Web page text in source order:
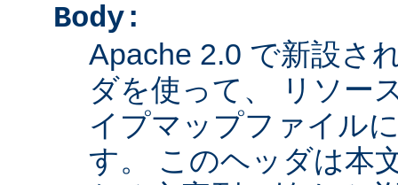
Body:
Apache 2.0 で新設さ
ダを使って、 リソー
イプマップファイル
す。 このヘッダは本